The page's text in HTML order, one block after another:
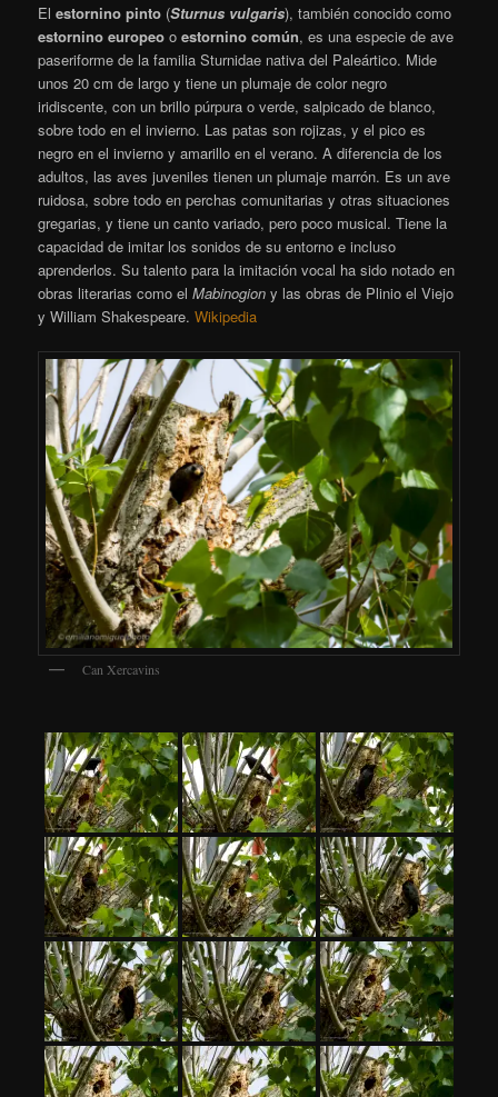
Elestornino pinto (Sturnus vulgaris), ​ también conocido como
estornino europeo oestornino común, ​ es una especie de ave
paseriforme de la familia Sturnidae nativa del Paleártico. Mide
unos 20 cm de largo y tiene un plumaje de color negro
iridiscente, con un brillo púrpura o verde, salpicado de blanco,
sobre todo en el invierno. Las patas son rojizas, y el pico es
negro en el invierno y amarillo en el verano. A diferencia de los
adultos, las aves juveniles tienen un plumaje marrón. Es un ave
ruidosa, sobre todo en perchas comunitarias y otras situaciones
gregarias, y tiene un canto variado, pero poco musical. Tiene la
capacidad de imitar los sonidos de su entorno e incluso
aprenderlos. Su talento para la imitación vocal ha sido notado en
obras literarias como elMabinogion y las obras de Plinio el Viejo
y William Shakespeare.Wikipedia
Can Xercavins